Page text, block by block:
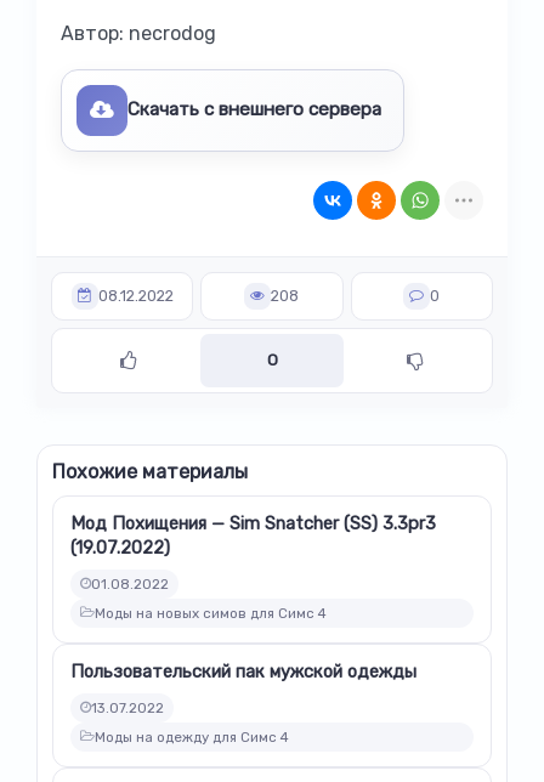
Автор: necrodog
Скачать с внешнего сервера
08.12.2022 208 0
0
Похожие материалы
Мод Похищения — Sim Snatcher (SS) 3.3pr3
(19.07.2022)
01.08.2022
Моды на новых симов для Симс 4
Пользовательский пак мужской одежды
13.07.2022
Моды на одежду для Симс 4